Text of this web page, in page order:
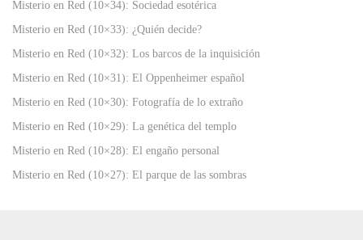
Misterio en Red (10×34): Sociedad esotérica
Misterio en Red (10×33): ¿Quién decide?
Misterio en Red (10×32): Los barcos de la inquisición
Misterio en Red (10×31): El Oppenheimer español
Misterio en Red (10×30): Fotografía de lo extraño
Misterio en Red (10×29): La genética del templo
Misterio en Red (10×28): El engaño personal
Misterio en Red (10×27): El parque de las sombras